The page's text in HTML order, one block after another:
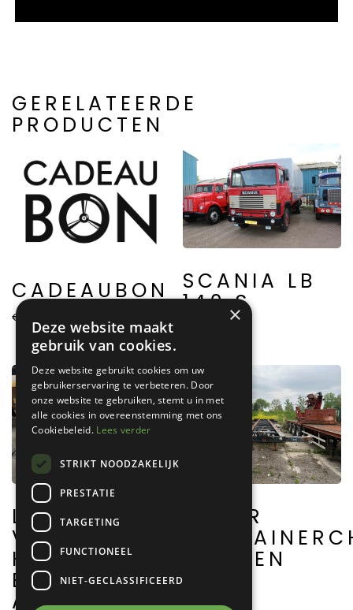
GERELATEERDE
PRODUCTEN
CADEAUBON
€
SCANIA LB
140 S
LEHRMODELL
VVR-
HYDRAULIK/SCHEIBEN
BREMSE
A0090
FLOOR
×
Deze website maakt
gebruik van cookies.
Deze website gebruikt cookies om uw
gebruikerservaring te verbeteren. Door
onze website te gebruiken, stemt u in met
alle cookies in overeenstemming met ons
Cookiebeleid. Lees verder
STRIKT NOODZAKELIJK
PRESTATIE
TARGETING
FUNCTIONEEL
NIET-GECLASSIFICEERD